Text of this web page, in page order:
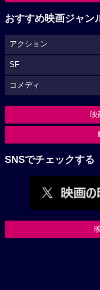
おすすめ映画ジャン
アクション
SF
コメディ
映
SNSでチェックする